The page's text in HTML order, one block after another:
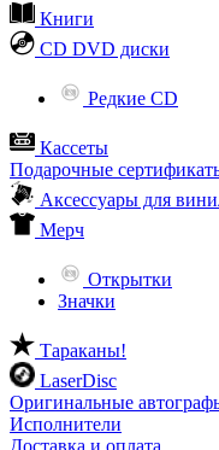
Книги
CD DVD диски
Редкие CD
Кассеты
Подарочные
Аксессуары для
Мерч
Открытки
Значки
Тараканы!
LaserDisc
Оригинальные
Исполнители
Доставка и оплата